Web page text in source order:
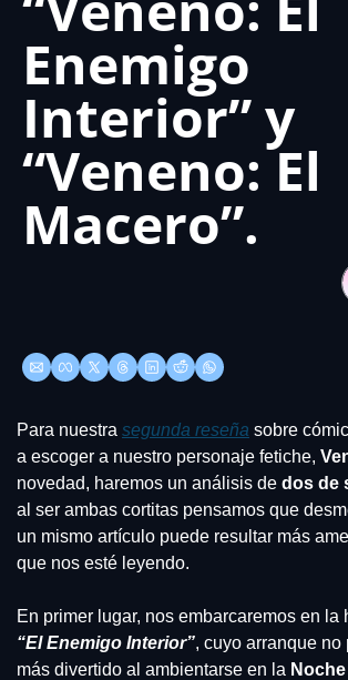
Enemigo
Interior” y
“Veneno: El
Macero”.
Para nuestra segunda reseña sobre
a escoger a nuestro personaje fetiche,
novedad, haremos un análisis de dos de
al ser ambas cortitas pensamos que
un mismo artículo puede resultar más
que nos esté leyendo.
“El Enemigo Interior”, cuyo arranque no
más divertido al ambientarse en la